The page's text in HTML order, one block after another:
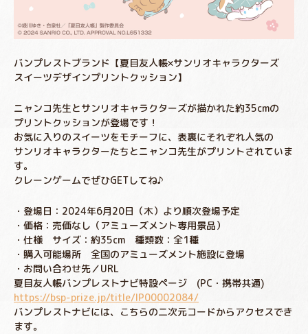
バンプレストブランド【夏目友人帳×サンリオキャラクターズ
スイーツデザインプリントクッション】
ニャンコ先生とサンリオキャラクターズが描かれた約35cmの
プリントクッションが登場です！
お気に入りのスイーツをモチーフに、表裏にそれぞれ人気の
サンリオキャラクターたちとニャンコ先生がプリントされていま
す。
クレーンゲームでぜひGETしてね♪
・登場日：2024年6月20日（木）より順次登場予定
・価格：売価なし（アミューズメント専用景品）
・仕様 サイズ：約35cm 種類数：全1種
・購入可能場所 全国のアミューズメント施設に登場
・お問い合わせ先／URL
夏目友人帳バンプレストナビ特設ページ (PC・携帯共通)
https://bsp-prize.jp/title/IP00002084/
バンプレストナビには、こちらの二次元コードからアクセスでき
ます。